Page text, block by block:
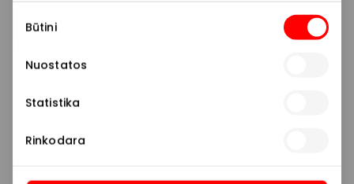
pasirinkimas
Būtini
Nuostatos
Statistika
Rinkodara